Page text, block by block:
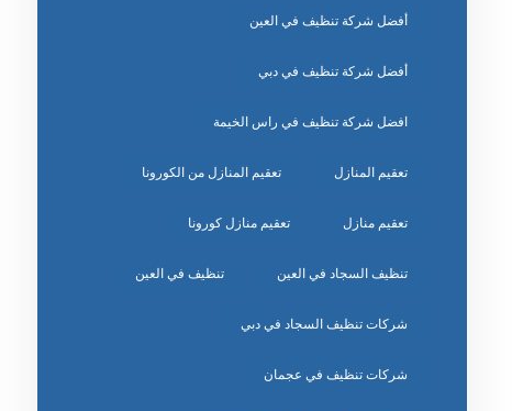
أفضل شركة تنظيف في العين
أفضل شركة تنظيف في دبي
افضل شركة تنظيف في راس الخيمة
تعقيم المنازل تعقيم المنازل من الكورونا
تعقيم منازل تعقيم منازل كورونا
تنظيف السجاد في العين تنظيف في العين
شركات تنظيف السجاد في دبي
شركات تنظيف في عجمان